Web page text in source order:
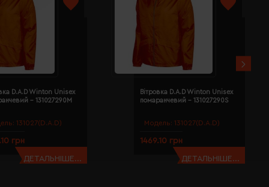
131027(D.A.D)
D.A.D Winton Unisex
- 131027290M
грн
ДЕТАЛЬНІШЕ...
Модель: 131027(D.A.D)
Вітровка D.A.D Winton Unisex
помаранчевий - 131027290S
1469.10 грн
ДЕТАЛЬНІШЕ...